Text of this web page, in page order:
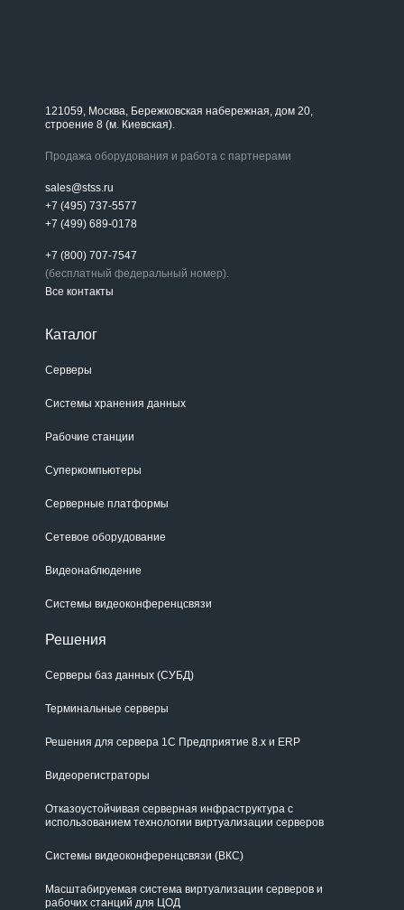
121059, Москва, Бережковская набережная, дом 20,
строение 8 (м. Киевская).
Продажа оборудования и работа с партнерами
sales@stss.ru
+7 (495) 737-5577
+7 (499) 689-0178
+7 (800) 707-7547
(бесплатный федеральный номер).
Все контакты
Каталог
Серверы
Системы хранения данных
Рабочие станции
Суперкомпьютеры
Серверные платформы
Сетевое оборудование
Видеонаблюдение
Системы видеоконференцсвязи
Решения
Серверы баз данных (СУБД)
Терминальные серверы
Решения для сервера 1С Предприятие 8.x и ERP
Видеорегистраторы
Отказоустойчивая серверная инфраструктура с
использованием технологии виртуализации серверов
Системы видеоконференцсвязи (ВКС)
Масштабируемая система виртуализации серверов и
рабочих станций для ЦОД